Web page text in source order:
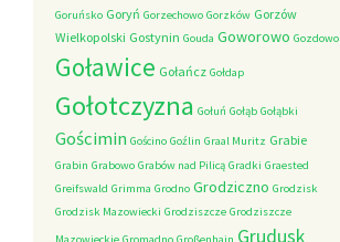
Goruńsko Goryń Gorzechowo Gorzków Gorzów
Wielkopolski Gostynin Gouda Goworowo Gozdowo
Goławice Gołańcz Gołdap
Gołotczyzna Gołuń Gołąb Gołąbki
Gościmin Gościno Goźlin Graal Muritz Grabie
Grabin Grabowo Grabów nad Pilicą Gradki Graested
Greifswald Grimma Grodno Grodziczno Grodzisk
Grodzisk Mazowiecki Grodziszcze Grodziszcze
Grudusk